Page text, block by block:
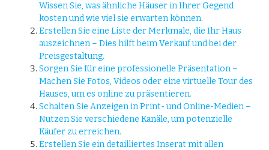
Wissen Sie, was ähnliche Häuser in Ihrer Gegend
kosten und wie viel sie erwarten können.
Erstellen Sie eine Liste der Merkmale, die Ihr Haus
auszeichnen – Dies hilft beim Verkauf und bei der
Preisgestaltung.
Sorgen Sie für eine professionelle Präsentation –
Machen Sie Fotos, Videos oder eine virtuelle Tour des
Hauses, um es online zu präsentieren.
Schalten Sie Anzeigen in Print- und Online-Medien –
Nutzen Sie verschiedene Kanäle, um potenzielle
Käufer zu erreichen.
Erstellen Sie ein detailliertes Inserat mit allen